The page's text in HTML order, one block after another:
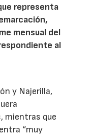
representa
mensual del
al
y Najerilla,
mientras que
“muy